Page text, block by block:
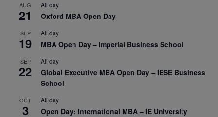
AUG
21
All day
Oxford MBA Open Day
SEP
19
All day
MBA Open Day – Imperial Business School
SEP
22
All day
Global Executive MBA Open Day – IESE Business
School
OCT
3
All day
Open Day: International MBA – IE University